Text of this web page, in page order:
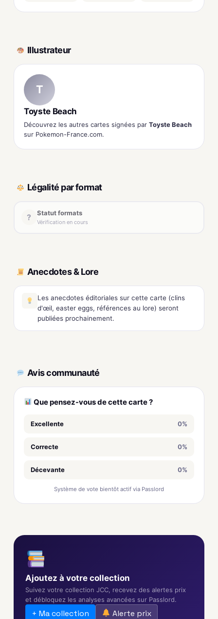
Illustrateur
T
Toyste Beach
Découvrez les autres cartes signées par Toyste Beach
sur Pokemon-France.com.
Légalité par format
? Statut formats
Vérification en cours
Anecdotes & Lore
Les anecdotes éditoriales sur cette carte (clins
d'œil, easter eggs, références au lore) seront
publiées prochainement.
Avis communauté
Que pensez-vous de cette carte ?
Excellente 0%
Correcte 0%
Décevante 0%
Système de vote bientôt actif via Passlord
Ajoutez à votre collection
Suivez votre collection JCC, recevez des alertes prix
et débloquez les analyses avancées sur Passlord.
+ Ma collection Alerte prix